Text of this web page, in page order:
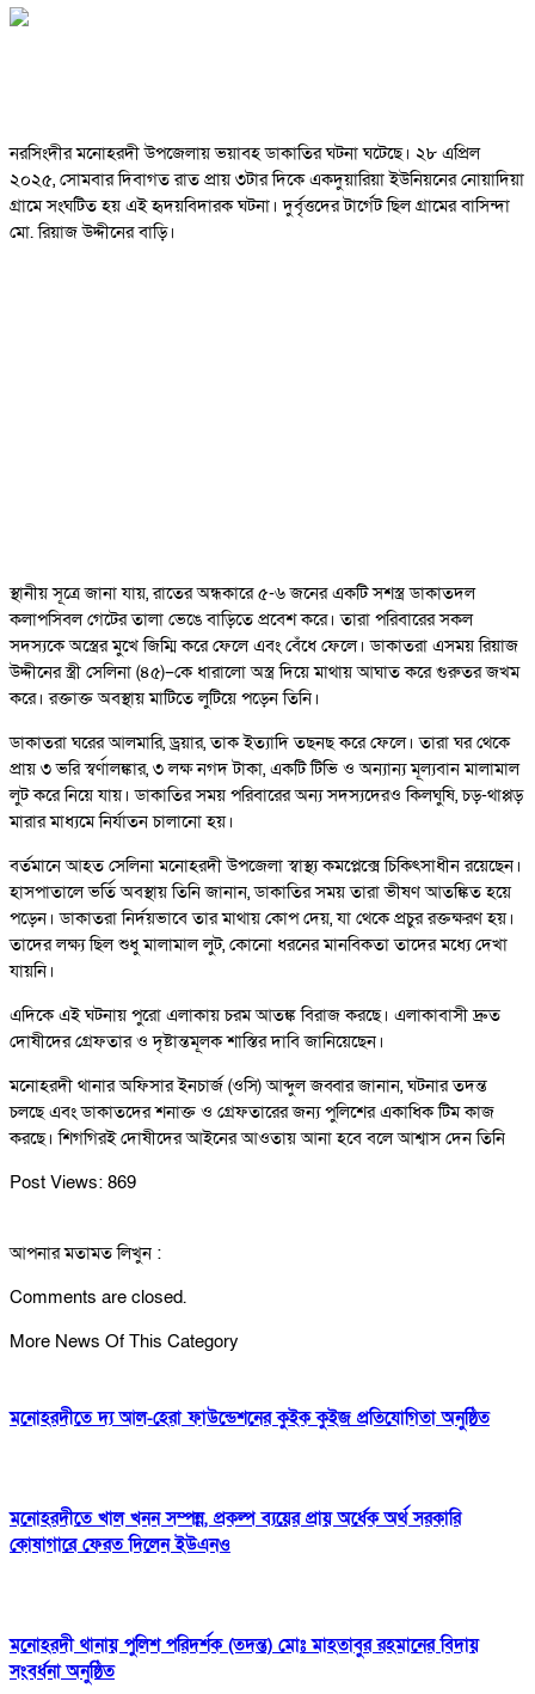
নরসিংদীর মনোহরদী উপজেলায় ভয়াবহ ডাকাতির ঘটনা ঘটেছে। ২৮ এপ্রিল
২০২৫, সোমবার দিবাগত রাত প্রায় ৩টার দিকে একদুয়ারিয়া ইউনিয়নের নোয়াদিয়া
গ্রামে সংঘটিত হয় এই হৃদয়বিদারক ঘটনা। দুর্বৃত্তদের টার্গেট ছিল গ্রামের বাসিন্দা
মো. রিয়াজ উদ্দীনের বাড়ি।
স্থানীয় সূত্রে জানা যায়, রাতের অন্ধকারে ৫-৬ জনের একটি সশস্ত্র ডাকাতদল
কলাপসিবল গেটের তালা ভেঙে বাড়িতে প্রবেশ করে। তারা পরিবারের সকল
সদস্যকে অস্ত্রের মুখে জিম্মি করে ফেলে এবং বেঁধে ফেলে। ডাকাতরা এসময় রিয়াজ
উদ্দীনের স্ত্রী সেলিনা (৪৫)–কে ধারালো অস্ত্র দিয়ে মাথায় আঘাত করে গুরুতর জখম
করে। রক্তাক্ত অবস্থায় মাটিতে লুটিয়ে পড়েন তিনি।
ডাকাতরা ঘরের আলমারি, ড্রয়ার, তাক ইত্যাদি তছনছ করে ফেলে। তারা ঘর থেকে
প্রায় ৩ ভরি স্বর্ণালঙ্কার, ৩ লক্ষ নগদ টাকা, একটি টিভি ও অন্যান্য মূল্যবান মালামাল
লুট করে নিয়ে যায়। ডাকাতির সময় পরিবারের অন্য সদস্যদেরও কিলঘুষি, চড়-থাপ্পড়
মারার মাধ্যমে নির্যাতন চালানো হয়।
বর্তমানে আহত সেলিনা মনোহরদী উপজেলা স্বাস্থ্য কমপ্লেক্সে চিকিৎসাধীন রয়েছেন।
হাসপাতালে ভর্তি অবস্থায় তিনি জানান, ডাকাতির সময় তারা ভীষণ আতঙ্কিত হয়ে
পড়েন। ডাকাতরা নির্দয়ভাবে তার মাথায় কোপ দেয়, যা থেকে প্রচুর রক্তক্ষরণ হয়।
তাদের লক্ষ্য ছিল শুধু মালামাল লুট, কোনো ধরনের মানবিকতা তাদের মধ্যে দেখা
যায়নি।
এদিকে এই ঘটনায় পুরো এলাকায় চরম আতঙ্ক বিরাজ করছে। এলাকাবাসী দ্রুত
দোষীদের গ্রেফতার ও দৃষ্টান্তমূলক শাস্তির দাবি জানিয়েছেন।
মনোহরদী থানার অফিসার ইনচার্জ (ওসি) আব্দুল জব্বার জানান, ঘটনার তদন্ত
চলছে এবং ডাকাতদের শনাক্ত ও গ্রেফতারের জন্য পুলিশের একাধিক টিম কাজ
করছে। শিগগিরই দোষীদের আইনের আওতায় আনা হবে বলে আশ্বাস দেন তিনি
Post Views: 869
আপনার মতামত লিখুন :
Comments are closed.
More News Of This Category
মনোহরদীতে দ্য আল-হেরা ফাউন্ডেশনের কুইক কুইজ প্রতিযোগিতা অনুষ্ঠিত
মনোহরদীতে খাল খনন সম্পন্ন, প্রকল্প ব্যয়ের প্রায় অর্ধেক অর্থ সরকারি
কোষাগারে ফেরত দিলেন ইউএনও
মনোহরদী থানায় পুলিশ পরিদর্শক (তদন্ত) মোঃ মাহতাবুর রহমানের বিদায়
সংবর্ধনা অনুষ্ঠিত